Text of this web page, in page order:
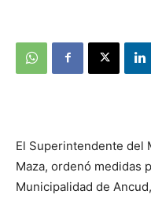
El Superintendente del
Maza, ordenó medidas
Municipalidad de